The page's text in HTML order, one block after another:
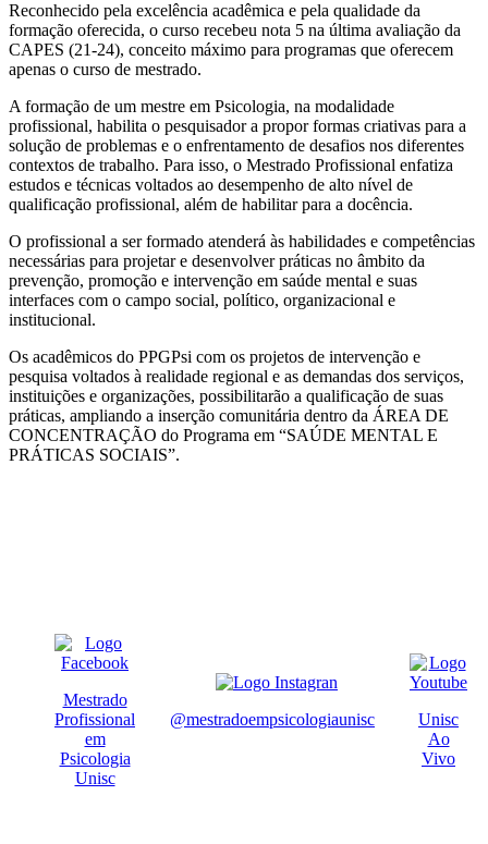
Reconhecido pela excelência acadêmica e pela qualidade da
formação oferecida, o curso recebeu nota 5 na última avaliação da
CAPES (21-24), conceito máximo para programas que oferecem
apenas o curso de mestrado.
A formação de um mestre em Psicologia, na modalidade
profissional, habilita o pesquisador a propor formas criativas para a
solução de problemas e o enfrentamento de desafios nos diferentes
contextos de trabalho. Para isso, o Mestrado Profissional enfatiza
estudos e técnicas voltados ao desempenho de alto nível de
qualificação profissional, além de habilitar para a docência.
O profissional a ser formado atenderá às habilidades e competências
necessárias para projetar e desenvolver práticas no âmbito da
prevenção, promoção e intervenção em saúde mental e suas
interfaces com o campo social, político, organizacional e
institucional.
Os acadêmicos do PPGPsi com os projetos de intervenção e
pesquisa voltados à realidade regional e as demandas dos serviços,
instituições e organizações, possibilitarão a qualificação de suas
práticas, ampliando a inserção comunitária dentro da ÁREA DE
CONCENTRAÇÃO do Programa em “SAÚDE MENTAL E
PRÁTICAS SOCIAIS”.
Mestrado
Profissional
em
Psicologia
Unisc
@mestradoempsicologiaunisc
Unisc
Ao
Vivo